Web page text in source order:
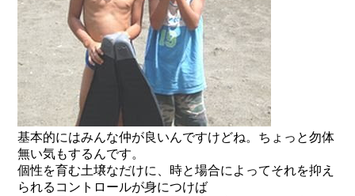
基本的にはみんな仲が良いんですけどね。ちょっと勿体
無い気もするんです。
個性を育む土壌なだけに、時と場合によってそれを抑え
られるコントロールが身につけば